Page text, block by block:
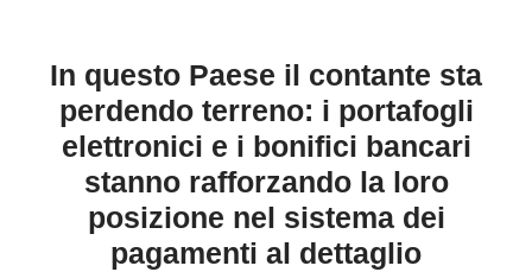
In questo Paese il contante sta
perdendo terreno: i portafogli
elettronici e i bonifici bancari
stanno rafforzando la loro
posizione nel sistema dei
pagamenti al dettaglio